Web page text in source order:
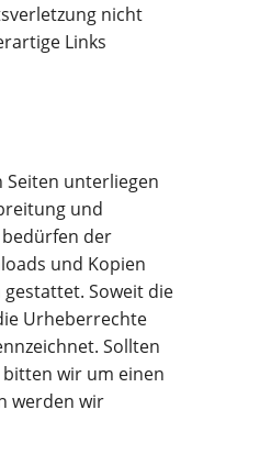
nicht
Links
unterliegen
und
der
und Kopien
Soweit die
Urheberrechte
Sollten
wir um einen
werden wir